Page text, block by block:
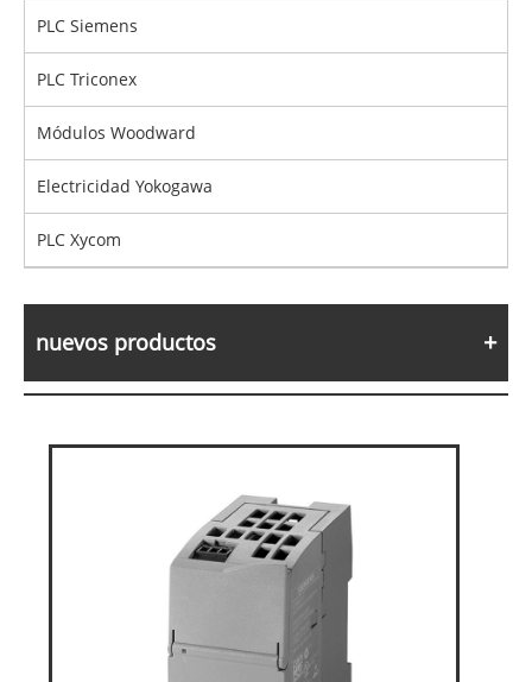
PLC Siemens
PLC Triconex
Módulos Woodward
Electricidad Yokogawa
PLC Xycom
nuevos productos